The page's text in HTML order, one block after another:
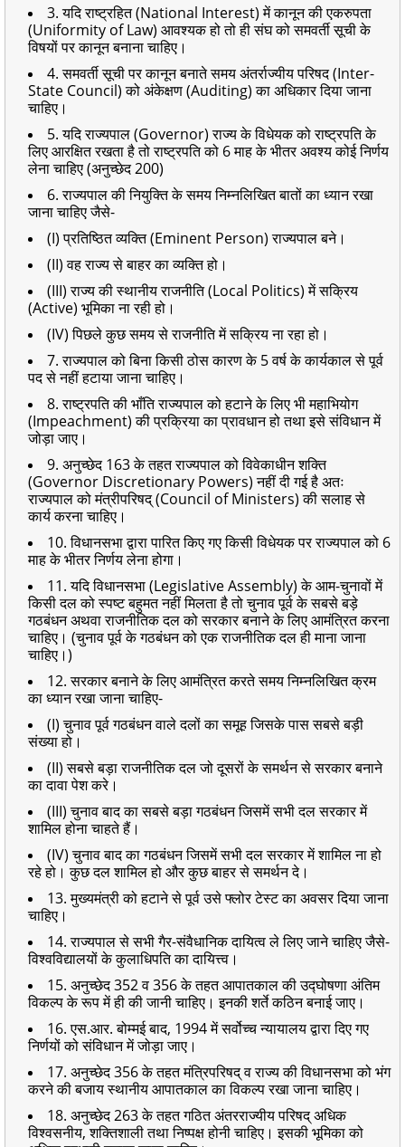
3. यदि राष्ट्रहित (National Interest) में कानून की एकरुपता
(Uniformity of Law) आवश्यक हो तो ही संघ को समवर्ती सूची के
विषयों पर कानून बनाना चाहिए।
4. समवर्ती सूची पर कानून बनाते समय अंतर्राज्यीय परिषद (Inter-
State Council) को अंकेक्षण (Auditing) का अधिकार दिया जाना
चाहिए।
5. यदि राज्यपाल (Governor) राज्य के विधेयक को राष्ट्रपति के
लिए आरक्षित रखता है तो राष्ट्रपति को 6 माह के भीतर अवश्य कोई निर्णय
लेना चाहिए (अनुच्छेद 200)
6. राज्यपाल की नियुक्ति के समय निम्नलिखित बातों का ध्यान रखा
जाना चाहिए जैसे-
(I) प्रतिष्ठित व्यक्ति (Eminent Person) राज्यपाल बने।
(II) वह राज्य से बाहर का व्यक्ति हो।
(III) राज्य की स्थानीय राजनीति (Local Politics) में सक्रिय
(Active) भूमिका ना रही हो।
(IV) पिछले कुछ समय से राजनीति में सक्रिय ना रहा हो।
7. राज्यपाल को बिना किसी ठोस कारण के 5 वर्ष के कार्यकाल से पूर्व
पद से नहीं हटाया जाना चाहिए।
8. राष्ट्रपति की भाँति राज्यपाल को हटाने के लिए भी महाभियोग
(Impeachment) की प्रक्रिया का प्रावधान हो तथा इसे संविधान में
जोड़ा जाए।
9. अनुच्छेद 163 के तहत राज्यपाल को विवेकाधीन शक्ति
(Governor Discretionary Powers) नहीं दी गई है अतः
राज्यपाल को मंत्रीपरिषद् (Council of Ministers) की सलाह से
कार्य करना चाहिए।
10. विधानसभा द्वारा पारित किए गए किसी विधेयक पर राज्यपाल को 6
माह के भीतर निर्णय लेना होगा।
11. यदि विधानसभा (Legislative Assembly) के आम-चुनावों में
किसी दल को स्पष्ट बहुमत नहीं मिलता है तो चुनाव पूर्व के सबसे बड़े
गठबंधन अथवा राजनीतिक दल को सरकार बनाने के लिए आमंत्रित करना
चाहिए। (चुनाव पूर्व के गठबंधन को एक राजनीतिक दल ही माना जाना
चाहिए।)
12. सरकार बनाने के लिए आमंत्रित करते समय निम्नलिखित क्रम
का ध्यान रखा जाना चाहिए-
(I) चुनाव पूर्व गठबंधन वाले दलों का समूह जिसके पास सबसे बड़ी
संख्या हो।
(II) सबसे बड़ा राजनीतिक दल जो दूसरों के समर्थन से सरकार बनाने
का दावा पेश करे।
(III) चुनाव बाद का सबसे बड़ा गठबंधन जिसमें सभी दल सरकार में
शामिल होना चाहते हैं।
(IV) चुनाव बाद का गठबंधन जिसमें सभी दल सरकार में शामिल ना हो
रहे हो। कुछ दल शामिल हो और कुछ बाहर से समर्थन दे।
13. मुख्यमंत्री को हटाने से पूर्व उसे फ्लोर टेस्ट का अवसर दिया जाना
चाहिए।
14. राज्यपाल से सभी गैर-संवैधानिक दायित्व ले लिए जाने चाहिए जैसे-
विश्वविद्यालयों के कुलाधिपति का दायित्त्व।
15. अनुच्छेद 352 व 356 के तहत आपातकाल की उद्घोषणा अंतिम
विकल्प के रूप में ही की जानी चाहिए। इनकी शर्ते कठिन बनाई जाए।
16. एस.आर. बोम्मई बाद, 1994 में सर्वोच्च न्यायालय द्वारा दिए गए
निर्णयों को संविधान में जोड़ा जाए।
17. अनुच्छेद 356 के तहत मंत्रिपरिषद् व राज्य की विधानसभा को भंग
करने की बजाय स्थानीय आपातकाल का विकल्प रखा जाना चाहिए।
18. अनुच्छेद 263 के तहत गठित अंतरराज्यीय परिषद् अधिक
विश्वसनीय, शक्तिशाली तथा निष्पक्ष होनी चाहिए। इसकी भूमिका को